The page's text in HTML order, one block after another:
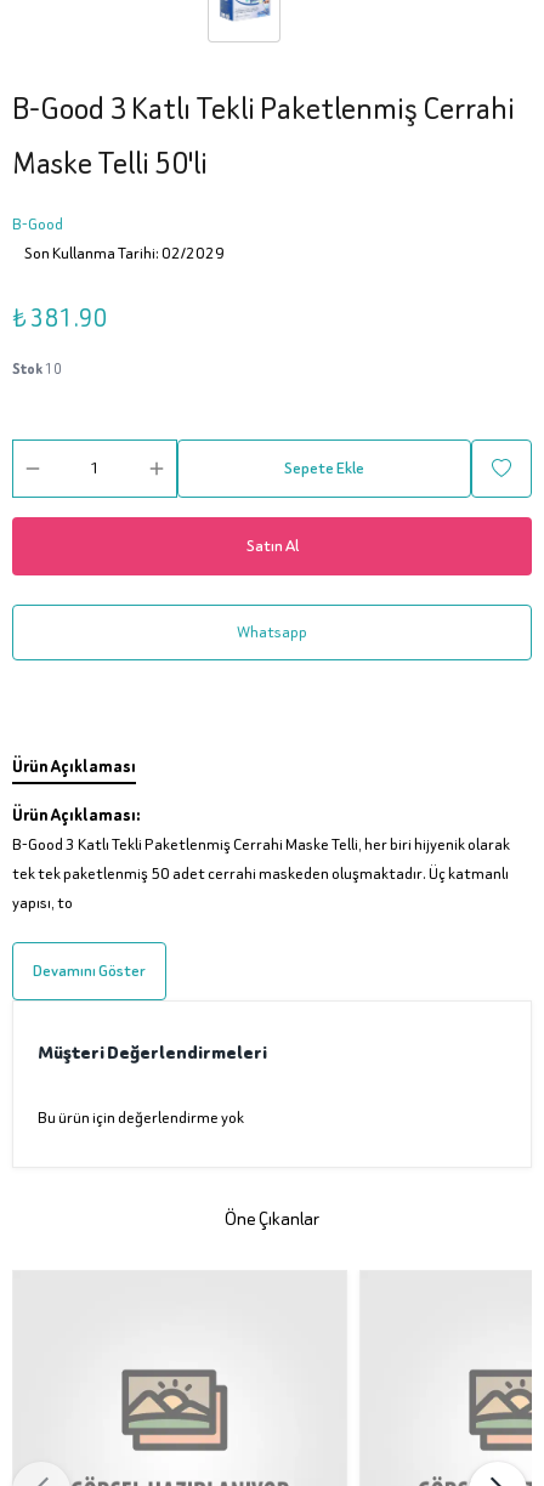
B-Good 3 Katlı Tekli Paketlenmiş Cerrahi
Maske Telli 50'li
B-Good
Son Kullanma Tarihi: 02/2029
₺ 381.90
Stok10
Sepete Ekle
Satın Al
Whatsapp
Ürün Açıklaması
Ürün Açıklaması:
B-Good 3 Katlı Tekli Paketlenmiş Cerrahi Maske Telli, her biri hijyenik olarak
tek tek paketlenmiş 50 adet cerrahi maskeden oluşmaktadır. Üç katmanlı
yapısı, to
Devamını Göster
Müşteri Değerlendirmeleri
Bu ürün için değerlendirme yok
Öne Çıkanlar